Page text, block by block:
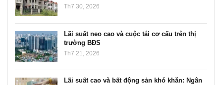
Th7 30, 2026
Lãi suất neo cao và cuộc tái cơ cấu trên thị
trường BĐS
Th7 21, 2026
Lãi suất cao và bất động sản khó khăn: Ngân